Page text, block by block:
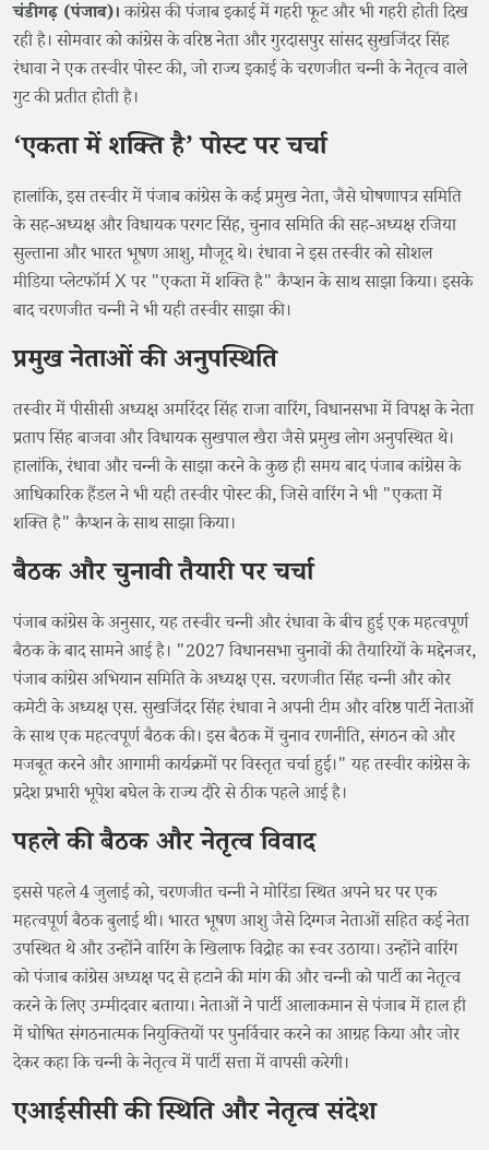
चंडीगढ़ (पंजाब)।कांग्रेस की पंजाब इकाई में गहरी फूट और भी गहरी होती दिख
रही है। सोमवार को कांग्रेस के वरिष्ठ नेता और गुरदासपुर सांसद सुखजिंदर सिंह
रंधावा ने एक तस्वीर पोस्ट की, जो राज्य इकाई के चरणजीत चन्नी के नेतृत्व वाले
गुट की प्रतीत होती है।
‘एकता में शक्ति है’ पोस्ट पर चर्चा
हालांकि, इस तस्वीर में पंजाब कांग्रेस के कई प्रमुख नेता, जैसे घोषणापत्र समिति
के सह-अध्यक्ष और विधायक परगट सिंह, चुनाव समिति की सह-अध्यक्ष रजिया
सुल्ताना और भारत भूषण आशु, मौजूद थे। रंधावा ने इस तस्वीर को सोशल
मीडिया प्लेटफॉर्म X पर "एकता में शक्ति है" कैप्शन के साथ साझा किया। इसके
बाद चरणजीत चन्नी ने भी यही तस्वीर साझा की।
प्रमुख नेताओं की अनुपस्थिति
तस्वीर में पीसीसी अध्यक्ष अमरिंदर सिंह राजा वारिंग, विधानसभा में विपक्ष के नेता
प्रताप सिंह बाजवा और विधायक सुखपाल खैरा जैसे प्रमुख लोग अनुपस्थित थे।
हालांकि, रंधावा और चन्नी के साझा करने के कुछ ही समय बाद पंजाब कांग्रेस के
आधिकारिक हैंडल ने भी यही तस्वीर पोस्ट की, जिसे वारिंग ने भी "एकता में
शक्ति है" कैप्शन के साथ साझा किया।
बैठक और चुनावी तैयारी पर चर्चा
पंजाब कांग्रेस के अनुसार, यह तस्वीर चन्नी और रंधावा के बीच हुई एक महत्वपूर्ण
बैठक के बाद सामने आई है। "2027 विधानसभा चुनावों की तैयारियों के मद्देनजर,
पंजाब कांग्रेस अभियान समिति के अध्यक्ष एस. चरणजीत सिंह चन्नी और कोर
कमेटी के अध्यक्ष एस. सुखजिंदर सिंह रंधावा ने अपनी टीम और वरिष्ठ पार्टी नेताओं
के साथ एक महत्वपूर्ण बैठक की। इस बैठक में चुनाव रणनीति, संगठन को और
मजबूत करने और आगामी कार्यक्रमों पर विस्तृत चर्चा हुई।" यह तस्वीर कांग्रेस के
प्रदेश प्रभारी भूपेश बघेल के राज्य दौरे से ठीक पहले आई है।
पहले की बैठक और नेतृत्व विवाद
इससे पहले 4 जुलाई को, चरणजीत चन्नी ने मोरिंडा स्थित अपने घर पर एक
महत्वपूर्ण बैठक बुलाई थी। भारत भूषण आशु जैसे दिग्गज नेताओं सहित कई नेता
उपस्थित थे और उन्होंने वारिंग के खिलाफ विद्रोह का स्वर उठाया। उन्होंने वारिंग
को पंजाब कांग्रेस अध्यक्ष पद से हटाने की मांग की और चन्नी को पार्टी का नेतृत्व
करने के लिए उम्मीदवार बताया। नेताओं ने पार्टी आलाकमान से पंजाब में हाल ही
में घोषित संगठनात्मक नियुक्तियों पर पुनर्विचार करने का आग्रह किया और जोर
देकर कहा कि चन्नी के नेतृत्व में पार्टी सत्ता में वापसी करेगी।
एआईसीसी की स्थिति और नेतृत्व संदेश